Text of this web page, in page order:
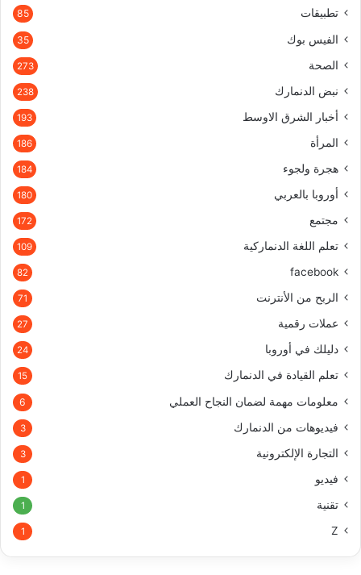
تطبيقات 85
الفيس بوك 35
الصحة 273
نبض الدنمارك 238
أخبار الشرق الاوسط 193
المرأة 186
هجرة ولجوء 184
أوروبا بالعربي 180
مجتمع 172
تعلم اللغة الدنماركية 109
facebook
82
الربح من الأنترنت 71
عملات رقمية 27
دليلك في أوروبا 24
تعلم القيادة في الدنمارك 15
معلومات مهمة لضمان النجاح العملي 6
فيديوهات من الدنمارك 3
التجارة الإلكترونية 3
فيديو 1
تقنية 1
Z
1